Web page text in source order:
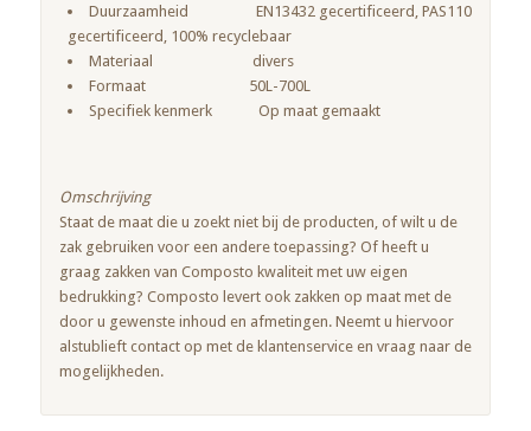
Duurzaamheid EN13432 gecertificeerd, PAS110
gecertificeerd, 100% recyclebaar
Materiaal divers
Formaat 50L-700L
Specifiek kenmerk Op maat gemaakt
Omschrijving
Staat de maat die u zoekt niet bij de producten, of wilt u de
zak gebruiken voor een andere toepassing? Of heeft u
graag zakken van Composto kwaliteit met uw eigen
bedrukking? Composto levert ook zakken op maat met de
door u gewenste inhoud en afmetingen. Neemt u hiervoor
alstublieft contact op met de klantenservice en vraag naar de
mogelijkheden.